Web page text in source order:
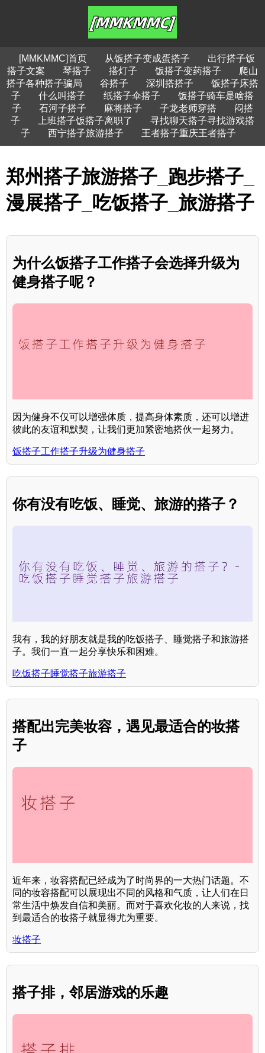
[MMKMMC]首页 从饭搭子变成蛋搭子
出行搭子饭
搭子文案
琴搭子 搭灯子 饭搭子变药搭子
爬山
搭子各种搭子骗局
谷搭子 深圳搭搭子
饭搭子床搭
子
什么叫搭子 纸搭子伞搭子
饭搭子骑车是啥搭
子
石河子搭子 麻将搭子 子龙老师穿搭
闷搭
子
上班搭子饭搭子离职了
寻找聊天搭子寻找游戏搭
子
西宁搭子旅游搭子 王者搭子重庆王者搭子
郑州搭子旅游搭子_跑步搭子_
漫展搭子_吃饭搭子_旅游搭子
为什么饭搭子工作搭子会选择升级为
健身搭子呢？
因为健身不仅可以增强体质，提高身体素质，还可以增进
彼此的友谊和默契，让我们更加紧密地搭伙一起努力。
饭搭子工作搭子升级为健身搭子
你有没有吃饭、睡觉、旅游的搭子？
我有，我的好朋友就是我的吃饭搭子、睡觉搭子和旅游搭
子。我们一直一起分享快乐和困难。
吃饭搭子睡觉搭子旅游搭子
搭配出完美妆容，遇见最适合的妆搭
子
近年来，妆容搭配已经成为了时尚界的一大热门话题。不
同的妆容搭配可以展现出不同的风格和气质，让人们在日
常生活中焕发自信和美丽。而对于喜欢化妆的人来说，找
到最适合的妆搭子就显得尤为重要。
妆搭子
搭子排，邻居游戏的乐趣